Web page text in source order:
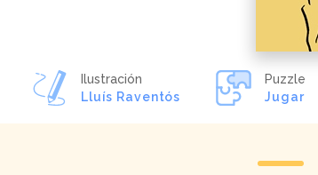
Ilustración
Lluís Raventós
Puzzle
Jugar